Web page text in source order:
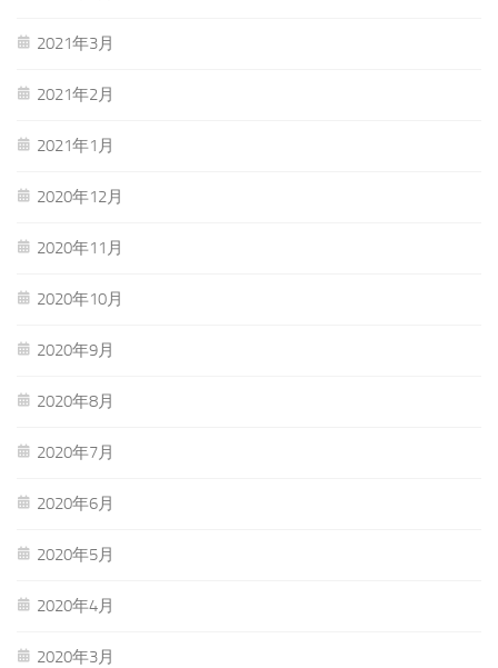
2021年3月
2021年2月
2021年1月
2020年12月
2020年11月
2020年10月
2020年9月
2020年8月
2020年7月
2020年6月
2020年5月
2020年4月
2020年3月